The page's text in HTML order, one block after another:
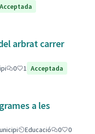
Acceptada
arbrat carrer
0 1 Acceptada
a les
Educació 0
0